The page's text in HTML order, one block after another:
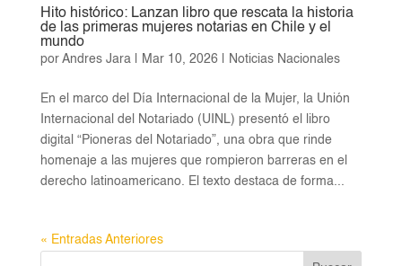
Hito histórico: Lanzan libro que rescata la historia
de las primeras mujeres notarias en Chile y el
mundo
por Andres Jara Mar 10, 2026| Noticias Nacionales
En el marco del Día Internacional de la Mujer, la Unión
Internacional del Notariado (UINL) presentó el libro
digital “Pioneras del Notariado”, una obra que rinde
homenaje a las mujeres que rompieron barreras en el
derecho latinoamericano. El texto destaca de forma...
« Entradas Anteriores